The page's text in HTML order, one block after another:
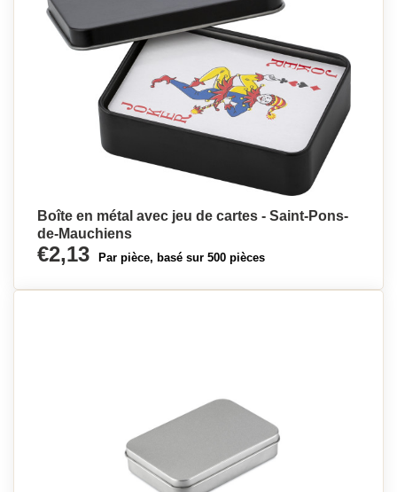
Boîte en métal avec jeu de cartes - Saint-Pons-
de-Mauchiens
€2,13 Par pièce, basé sur 500 pièces